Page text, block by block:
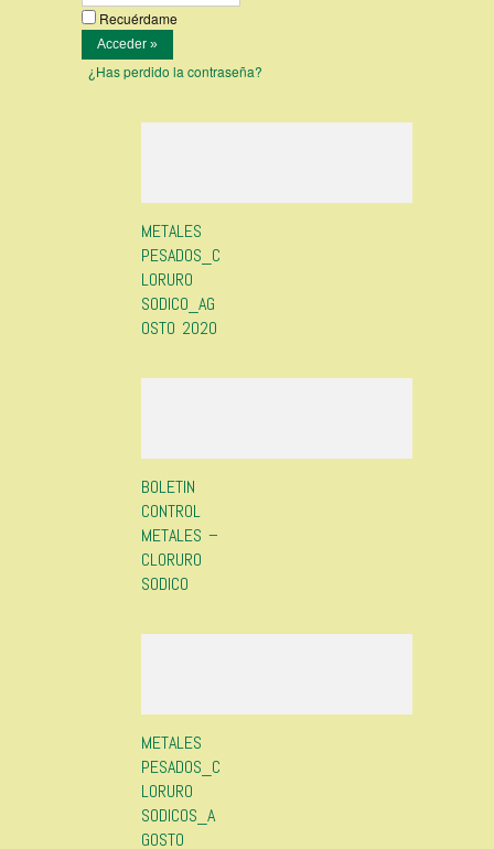
Recuérdame
¿Has perdido la contraseña?
METALES
PESADOS_C
LORURO
SODICO_AG
OSTO 2020
BOLETIN
CONTROL
METALES –
CLORURO
SODICO
METALES
PESADOS_C
LORURO
SODICOS_A
GOSTO